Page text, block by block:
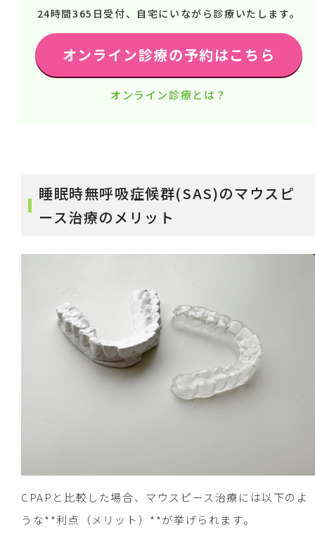
24時間365日受付、自宅にいながら診療いたします。
オンライン診療の予約はこちら
オンライン診療とは？
睡眠時無呼吸症候群(SAS)のマウスピ
ース治療のメリット
CPAPと比較した場合、マウスピース治療には以下のよ
うな**利点（メリット）**が挙げられます。